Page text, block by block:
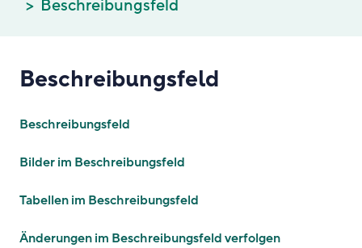
Beschreibungsfeld
Beschreibungsfeld
Beschreibungsfeld
Bilder im Beschreibungsfeld
Tabellen im Beschreibungsfeld
Änderungen im Beschreibungsfeld verfolgen